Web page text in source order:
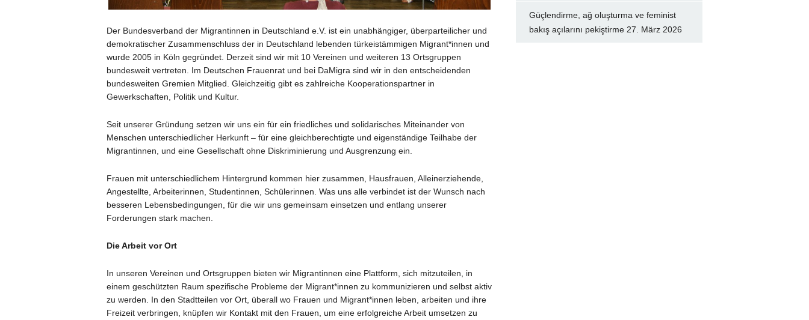
Der Bundesverband der Migrantinnen in Deutschland e.V. ist ein unabhängiger, überparteilicher und
demokratischer Zusammenschluss der in Deutschland lebenden türkeistämmigen Migrant*innen und
wurde 2005 in Köln gegründet. Derzeit sind wir mit 10 Vereinen und weiteren 13 Ortsgruppen
bundesweit vertreten. Im Deutschen Frauenrat und bei DaMigra sind wir in den entscheidenden
bundesweiten Gremien Mitglied. Gleichzeitig gibt es zahlreiche Kooperationspartner in
Gewerkschaften, Politik und Kultur.
Seit unserer Gründung setzen wir uns ein für ein friedliches und solidarisches Miteinander von
Menschen unterschiedlicher Herkunft – für eine gleichberechtigte und eigenständige Teilhabe der
Migrantinnen, und eine Gesellschaft ohne Diskriminierung und Ausgrenzung ein.
Frauen mit unterschiedlichem Hintergrund kommen hier zusammen, Hausfrauen, Alleinerziehende,
Angestellte, Arbeiterinnen, Studentinnen, Schülerinnen. Was uns alle verbindet ist der Wunsch nach
besseren Lebensbedingungen, für die wir uns gemeinsam einsetzen und entlang unserer
Forderungen stark machen.
Die Arbeit vorOrt
In unseren Vereinen und Ortsgruppen bieten wir Migrantinnen eine Plattform, sich mitzuteilen, in
einem geschützten Raum spezifische Probleme der Migrant*innen zu kommunizieren und selbst aktiv
zu werden. In den Stadtteilen vor Ort, überall wo Frauen und Migrant*innen leben, arbeiten und ihre
Freizeit verbringen, knüpfen wir Kontakt mit den Frauen, um eine erfolgreiche Arbeit umsetzen zu
Güçlendirme, ağ oluşturma ve feminist
bakış açılarını pekiştirme 27. März 2026